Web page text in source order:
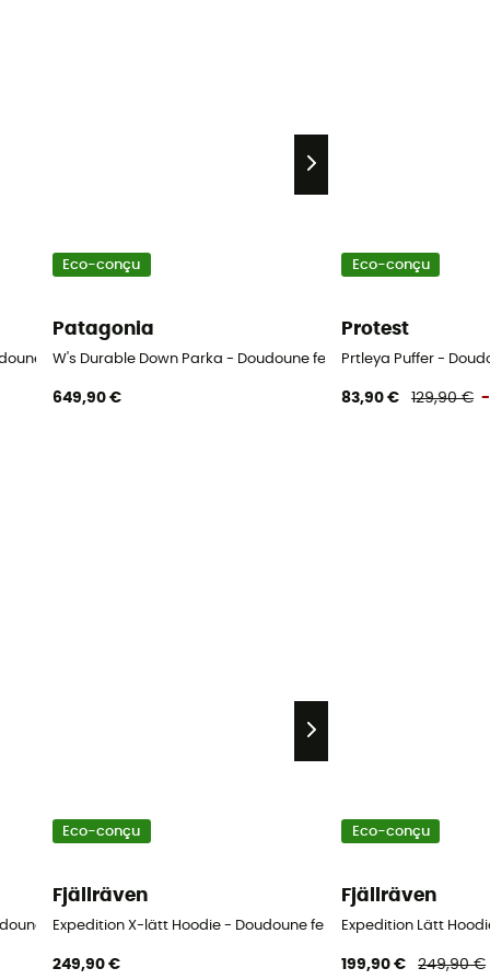
femme
Eco-conçu
Patagonia
W's Durable Down Parka - Doudoune femme
649,90 €
Eco-conçu
Protest
Prtleya Puffer -
83,90 € 129,90 € -
femme
Eco-conçu
Fjällräven
Expedition X-lätt Hoodie - Doudoune femme
249,90 €
Eco-conçu
Fjällräven
Expedition Lätt
199,90 € 249,90 €